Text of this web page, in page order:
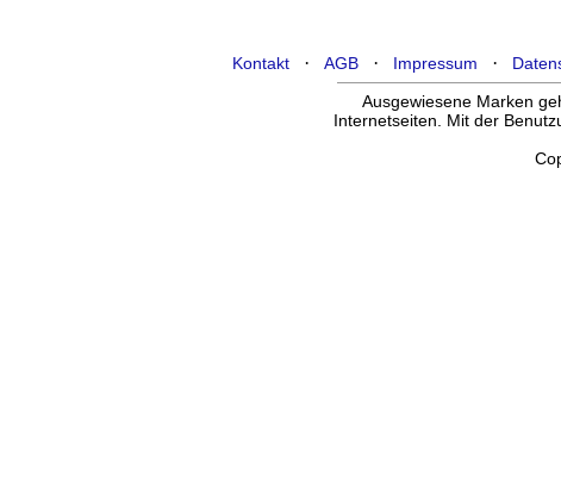
Kontakt· AGB· Impressum ·
Ausgewiesene Marken
Internetseiten. Mit der